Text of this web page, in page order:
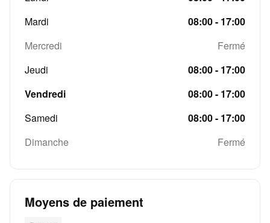
Mardi
08:00 - 17:00
Mercredi
Fermé
Jeudi
08:00 - 17:00
Vendredi
08:00 - 17:00
Samedi
08:00 - 17:00
Dimanche
Fermé
Moyens de paiement